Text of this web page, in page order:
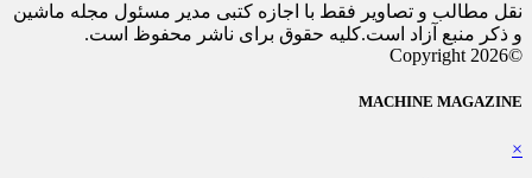
نقل مطالب و تصاویر فقط با اجازه کتبی مدیر مسئول مجله ماشین
و ذکر منبع آزاد است.کلیه حقوق برای ناشر محفوظ است.
©Copyright 2026
MACHINE MAGAZINE
×